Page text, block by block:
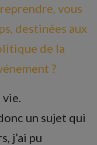
vous
destinées aux
de la
?
vie.
un sujet qui
j’ai pu